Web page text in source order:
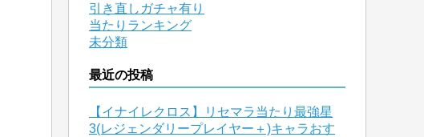
引き直しガチャ有り
当たりランキング
未分類
最近の投稿
【イナイレクロス】リセマラ当たり最強星
3(レジェンダリープレイヤー＋)キャラおす